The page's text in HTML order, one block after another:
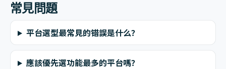
常見問題
平台選型最常見的错誤是什么？
應該優先選功能最多的平台嗎？